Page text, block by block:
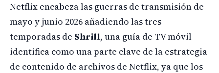
Netflix encabeza las guerras de transmisión de
mayo y junio 2026 añadiendo las tres
temporadas de Shrill, una guía de TV móvil
identifica como una parte clave de la estrategia
de contenido de archivos de Netflix, ya que los